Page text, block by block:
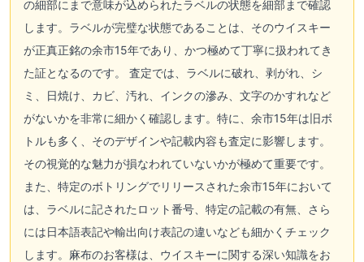
の細部にまで意味が込められたラベルの状態を細部まで確認
します。ラベルが完璧な状態であることは、そのウイスキー
が正真正銘の余市15年であり、かつ極めて丁寧に扱われてき
た証となるのです。 査定では、ラベルに破れ、剥がれ、シ
ミ、日焼け、カビ、汚れ、インクの滲み、文字のかすれなど
がないかを非常に細かく確認します。特に、余市15年は旧ボ
トルも多く、そのデザインや記載内容も査定に影響します。
その視覚的な魅力が損なわれていないかが極めて重要です。
また、特定のボトリングでリリースされた余市15年において
は、ラベルに記されたロット番号、特定の記載の有無、さら
には日本語表記や輸出向け表記の違いなども細かくチェック
します。麻布のお客様は、ウイスキーに関する深い知識をお